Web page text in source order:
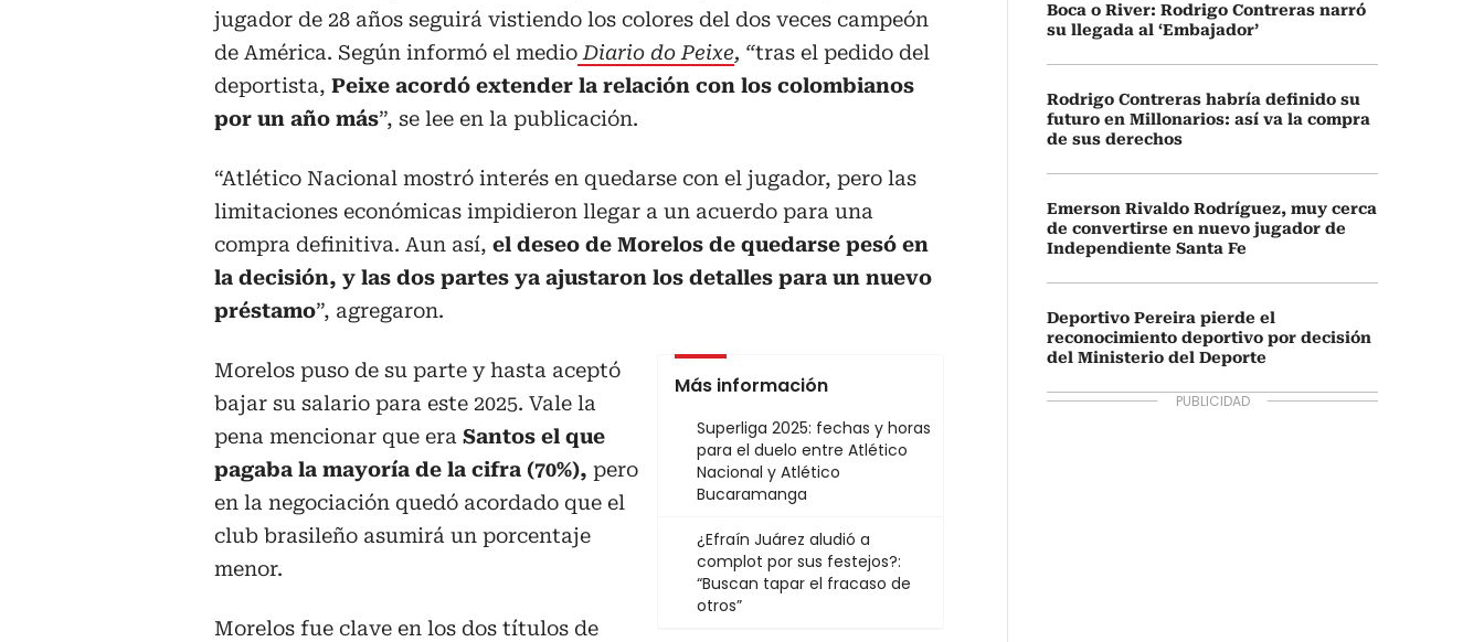
jugador de 28 años seguirá vistiendo los colores del dos veces campeón
de América. Según informó el medio Diario do Peixe, “tras el pedido del
deportista, Peixe acordó extender la relación con los colombianos
por un año más”, se lee en la publicación.
“Atlético Nacional mostró interés en quedarse con el jugador, pero las
limitaciones económicas impidieron llegar a un acuerdo para una
compra definitiva. Aun así, el deseo de Morelos de quedarse pesó en
la decisión, y las dos partes ya ajustaron los detalles para un nuevo
préstamo”, agregaron.
Más información
Superliga 2025: fechas y horas
para el duelo entre Atlético
Nacional y Atlético
Bucaramanga
¿Efraín Juárez aludió a
complot por sus festejos?:
“Buscan tapar el fracaso de
otros”
Morelos puso de su parte y hasta aceptó
bajar su salario para este 2025. Vale la
pena mencionar que era Santos el que
pagaba la mayoría de la cifra (70%), pero
en la negociación quedó acordado que el
club brasileño asumirá un porcentaje
menor.
Morelos fue clave en los dos títulos de
Boca o River: Rodrigo Contreras narró
su llegada al ‘Embajador’
Rodrigo Contreras habría definido su
futuro en Millonarios: así va la compra
de sus derechos
Emerson Rivaldo Rodríguez, muy cerca
de convertirse en nuevo jugador de
Independiente Santa Fe
Deportivo Pereira pierde el
reconocimiento deportivo por decisión
del Ministerio del Deporte